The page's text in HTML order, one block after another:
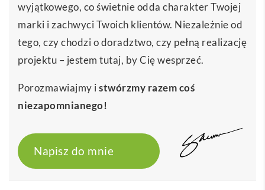
wyjątkowego, co świetnie odda charakter Twojej
marki i zachwyci Twoich klientów. Niezależnie od
tego, czy chodzi o doradztwo, czy pełną realizację
projektu – jestem tutaj, by Cię wesprzeć.
Porozmawiajmy istwórzmy razem coś
niezapomnianego!
Napisz do mnie